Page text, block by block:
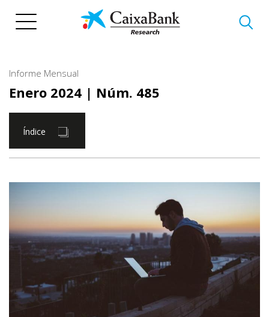
Informe Mensual
Enero 2024 | Núm. 485
Índice